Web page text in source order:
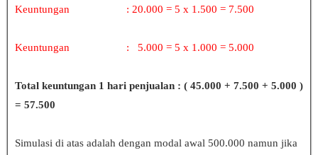
Keuntungan : 20.000 = 5 x 1.500 = 7.500
Keuntungan : 5.000 = 5 x 1.000 = 5.000
Total keuntungan 1 hari penjualan : ( 45.000 + 7.500 + 5.000 )
= 57.500
Simulasi di atas adalah dengan modal awal 500.000 namun jika